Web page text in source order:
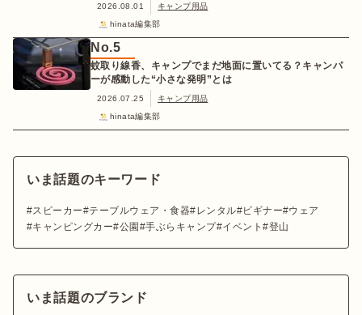
2026.08.01
キャンプ用品
hinata編集部
No.5
蚊取り線香、キャンプでまだ地面に置いてる？キャンパ
ーが感動した“小さな発明”とは
2026.07.25
キャンプ用品
hinata編集部
いま話題のキーワード
スピーカー テーブルウェア・食器 レンタル ビギナー
ウェア
キャンピングカー 公園 手ぶらキャンプ イベント 登山
いま話題のブランド